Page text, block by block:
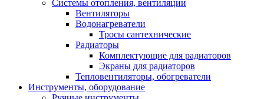
Системы отопления, вентиляции
Вентиляторы
Водонагреватели
Тросы сантехнические
Радиаторы
Комплектующие для радиаторов
Экраны для радиаторов
Тепловентиляторы, обогреватели
Инструменты, оборудование